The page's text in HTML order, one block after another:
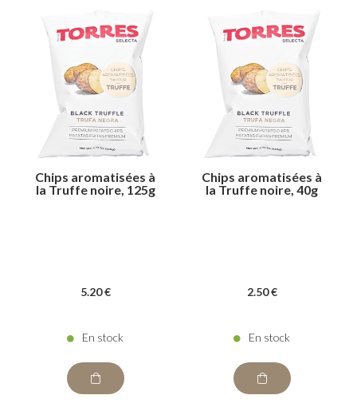
Chips aromatisées à
la Truffe noire, 125g
5.20 €
En stock
Chips aromatisées à
la Truffe noire, 40g
2.50 €
En stock